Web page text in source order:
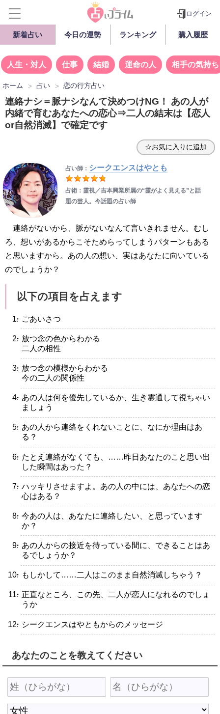
ログイン
新着占い 今日の運勢 ランキング 購入履歴
人生・対人 仕事 結婚 運命の人 相手の気持ち
ホーム 占い 恋の行方占い
連絡ナシ＝脈ナシなんて決めつけNG！ あの人が
内緒で育むあなたへの恋心⇒二人の結末は【恋人
or自然消滅】で確定です
☆お気に入りに追加
占い師： シークエンスはやとも
占術：霊視／吉本興業所属の“霊がよく見える”と話
題の芸人。今話題の占い師
連絡がないから、脈がないなんて言いきれません。むし
ろ、想いがあるからこそためらってしまうパターンもある
と思いますから。あの人の想い、実はあなたに向いている
のでしょうか？
以下の項目を占えます
・ごあいさつ
・放つ念の色からわかる
二人の相性
・放つ念の模様からわかる
今の二人の関係性
・あの人は何を優先しているか、生き霊通して視ちゃい
ましょう
・あの人から連絡をくれないことに、なにか理由はあ
る？
・たとえ連絡がなくても、……昨日あなたのこと思い出
した瞬間はあった？
・ハッキリさせますよ。あの人の中には、あなたへの恋
心はある？
・今あの人は、あなたに連絡したい、と思っています
か？
・あの人からの接近を待っている間に、できることはあ
るでしょうか？
・もしかして……二人はこのまま自然消滅しちゃう？
・正直なところ、この先、二人が恋人になれるのでしょ
うか
・シークエンスはやともからのメッセージ
あなたのことを教えてください